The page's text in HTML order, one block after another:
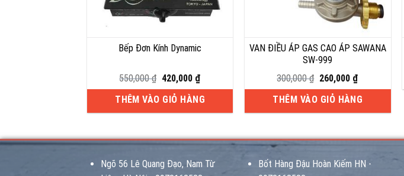
Bếp Đơn Kính Dynamic
550,000₫ Giá
gốc
là:
550,000 ₫.
420,000 ₫
hiện
tại
là:
420,000 ₫.
THÊM VÀO GIỎ HÀNG
VAN ĐIỀU ÁP GAS CAO ÁP SAWANA
SW-999
300,000₫ Giá
gốc
là:
300,000 ₫.
260,000 ₫
hiện
tại
là:
260,000 ₫.
THÊM VÀO GIỎ HÀNG
Ngõ 56 Lê Quang Đạo, Nam Từ
Bốt Hàng Đậu Hoàn Kiếm HN -